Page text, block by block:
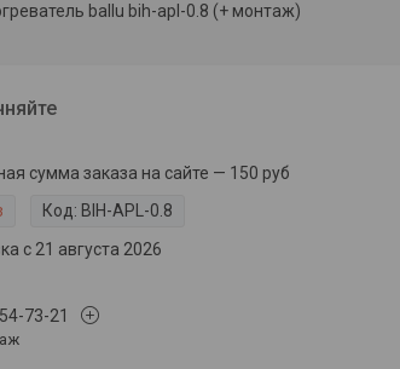
ballu bih-apl-0.8 (+ монтаж)
сумма заказа на сайте — 150 руб
Код: BIH-APL-0.8
с 21 августа 2026
73-21